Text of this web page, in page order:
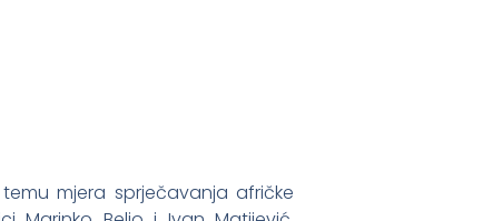
mjera sprječavanja afričke